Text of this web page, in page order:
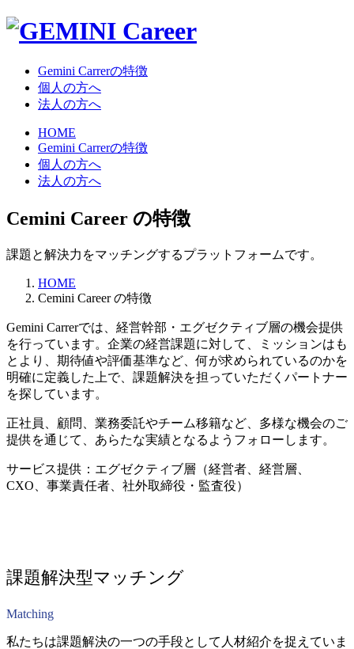
Gemini Carrerの特徴
個人の方へ
法人の方へ
HOME
Gemini Carrerの特徴
個人の方へ
法人の方へ
Cemini Career の特徴
課題と解決力をマッチングするプラットフォームです。
HOME
Cemini Career の特徴
Gemini Carrerでは、経営幹部・エグゼクティブ層の機会提供
を行っています。企業の経営課題に対して、ミッションはも
とより、期待値や評価基準など、何が求められているのかを
明確に定義した上で、課題解決を担っていただくパートナー
を探しています。
正社員、顧問、業務委託やチーム移籍など、多様な機会のご
提供を通じて、あらたな実績となるようフォローします。
サービス提供：エグゼクティブ層（経営者、経営層、
CXO、事業責任者、社外取締役・監査役）
課題解決型マッチング
Matching
私たちは課題解決の一つの手段として人材紹介を捉えていま